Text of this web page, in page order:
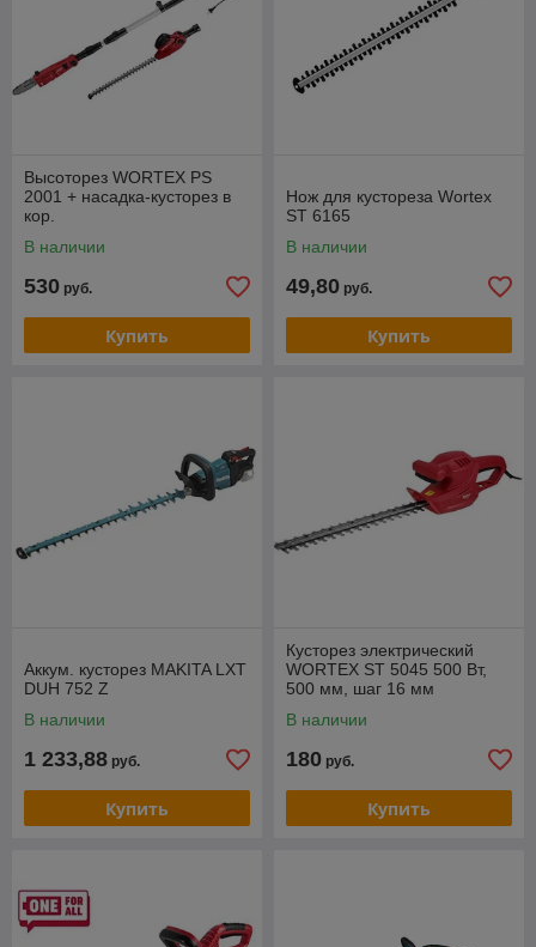
Высоторез WORTEX PS
2001 + насадка-кусторез в
кор.
В наличии
530 руб.
Купить
Нож для кустореза Wortex
ST 6165
В наличии
49,80 руб.
Купить
Аккум. кусторез MAKITA LXT
DUH 752 Z
В наличии
1 233,88 руб.
Купить
Кусторез электрический
WORTEX ST 5045 500 Вт,
500 мм, шаг 16 мм
В наличии
180 руб.
Купить